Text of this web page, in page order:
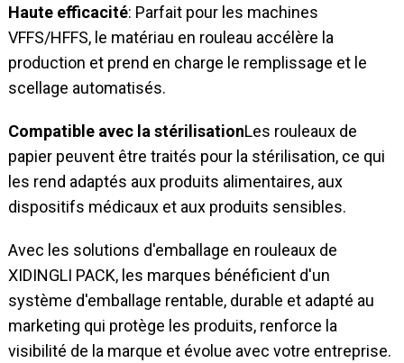
Haute efficacité: Parfait pour les machines
VFFS/HFFS, le matériau en rouleau accélère la
production et prend en charge le remplissage et le
scellage automatisés.
Compatible avec la stérilisationLes rouleaux de
papier peuvent être traités pour la stérilisation, ce qui
les rend adaptés aux produits alimentaires, aux
dispositifs médicaux et aux produits sensibles.
Avec les solutions d'emballage en rouleaux de
XIDINGLI PACK, les marques bénéficient d'un
système d'emballage rentable, durable et adapté au
marketing qui protège les produits, renforce la
visibilité de la marque et évolue avec votre entreprise.